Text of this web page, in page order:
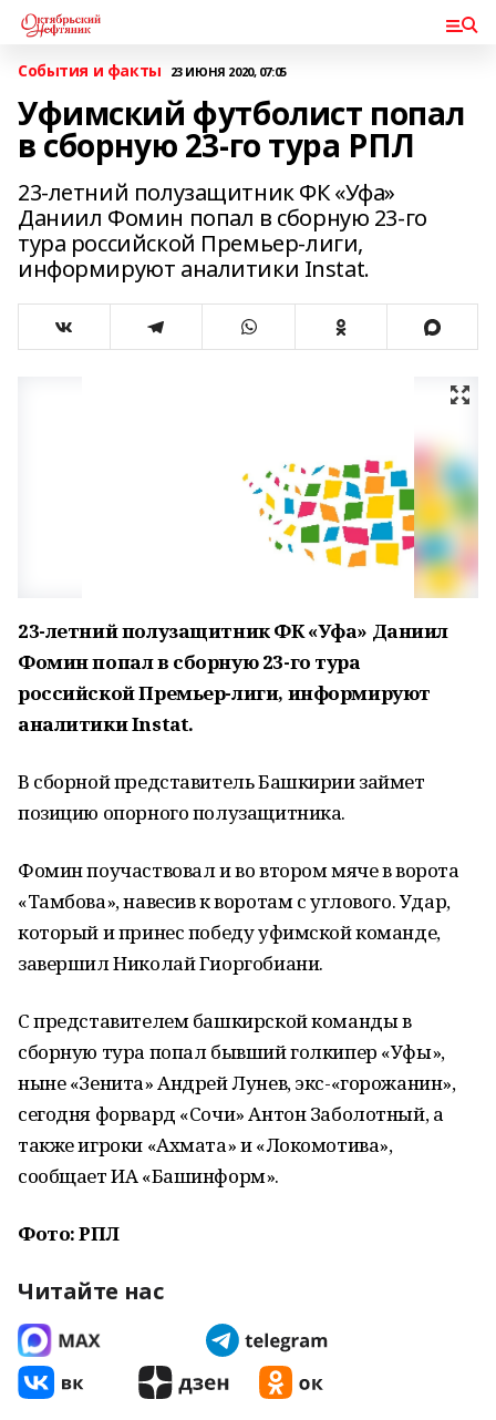
События и факты 23 ИЮНЯ 2020, 07:05
Уфимский футболист попал
в сборную 23-го тура РПЛ
23-летний полузащитник ФК «Уфа»
Даниил Фомин попал в сборную 23-го
тура российской Премьер-лиги,
информируют аналитики Instat.
23-летний полузащитник ФК «Уфа» Даниил
Фомин попал в сборную 23-го тура
российской Премьер-лиги, информируют
аналитики Instat.
В сборной представитель Башкирии займет
позицию опорного полузащитника.
Фомин поучаствовал и во втором мяче в ворота
«Тамбова», навесив к воротам с углового. Удар,
который и принес победу уфимской команде,
завершил Николай Гиоргобиани.
С представителем башкирской команды в
сборную тура попал бывший голкипер «Уфы»,
ныне «Зенита» Андрей Лунев, экс-«горожанин»,
сегодня форвард «Сочи» Антон Заболотный, а
также игроки «Ахмата» и «Локомотива»,
сообщает ИА «Башинформ».
Фото: РПЛ
Читайте нас